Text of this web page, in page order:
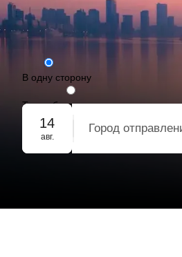
В одну сторону
Туда-обратно
Групповое бронирование
14
авг.
Город